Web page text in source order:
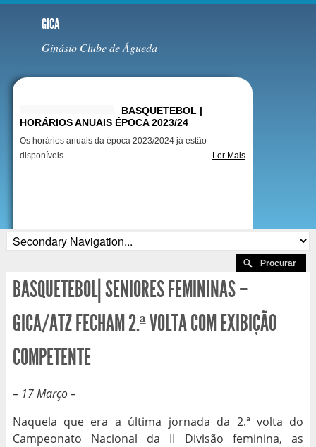
GICA
Ginásio Clube de Águeda
BASQUETEBOL |
HORÁRIOS ANUAIS ÉPOCA 2023/24
Os horários anuais da época 2023/2024 já estão
disponíveis.
Ler Mais
BASQUETEBOL| SENIORES FEMININAS –
GICA/ATZ FECHAM 2.ª VOLTA COM EXIBIÇÃO
COMPETENTE
– 17 Março –
Naquela que era a última jornada da 2.ª volta do
Campeonato Nacional da II Divisão feminina, as